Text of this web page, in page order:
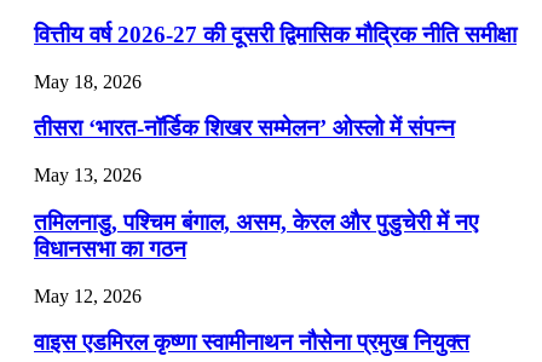
📝 डेली करेंट अफेयर्स: 22-24 जुलाई 2026
July 22, 2026
📝 डेली करेंट अफेयर्स: 19-21 जुलाई 2026
July 19, 2026
📝 डेली करेंट अफेयर्स: 16-18 जुलाई 2026
वित्तीय वर्ष 2026-27 की दूसरी द्विमासिक मौद्रिक नीति समीक्षा
May 18, 2026
तीसरा ‘भारत-नॉर्डिक शिखर सम्मेलन’ ओस्लो में संपन्न
May 13, 2026
तमिलनाडु, पश्चिम बंगाल, असम, केरल और पुडुचेरी में नए
विधानसभा का गठन
May 12, 2026
वाइस एडमिरल कृष्णा स्वामीनाथन नौसेना प्रमुख नियुक्त